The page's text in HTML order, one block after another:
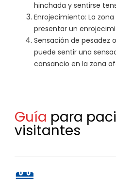
hinchada y sentirse
Enrojecimiento: La
presentar un
Sensación de pesadez
puede sentir una
cansancio en la zona
Guía para
visitantes